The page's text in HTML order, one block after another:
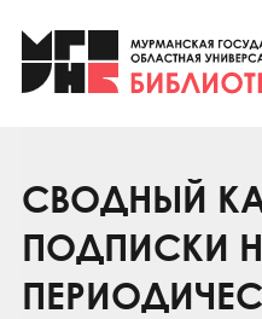
Клуб «Гиря и
Клуб
Коллегам
Контакты
СВОДНЫЙ
ПОДПИСКИ